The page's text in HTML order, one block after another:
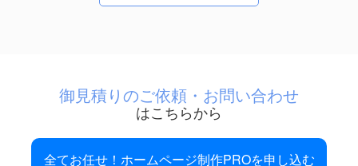
御見積りのご依頼・お問い合わせ
はこちらから
全てお任せ！ホームページ制作PROを申し込む